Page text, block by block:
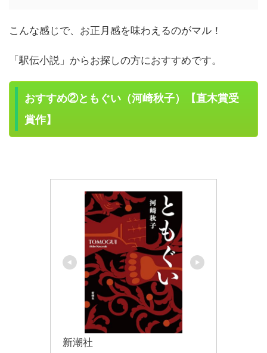
こんな感じで、お正月感を味わえるのがマル！
「駅伝小説」からお探しの方におすすめです。
おすすめ②ともぐい（河崎秋子）【直木賞受
賞作】
新潮社